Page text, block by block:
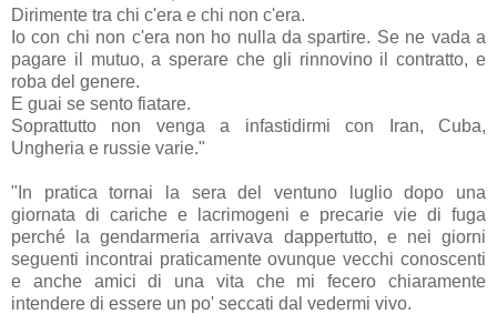
Dirimente tra chi c'era e chi non c'era.
Io con chi non c'era non ho nulla da spartire. Se ne vada a
pagare il mutuo, a sperare che gli rinnovino il contratto, e
roba del genere.
E guai se sento fiatare.
Soprattutto non venga a infastidirmi con Iran, Cuba,
Ungheria e russie varie."
"In pratica tornai la sera del ventuno luglio dopo una
giornata di cariche e lacrimogeni e precarie vie di fuga
perché la gendarmeria arrivava dappertutto, e nei giorni
seguenti incontrai praticamente ovunque vecchi conoscenti
e anche amici di una vita che mi fecero chiaramente
intendere di essere un po' seccati dal vedermi vivo.